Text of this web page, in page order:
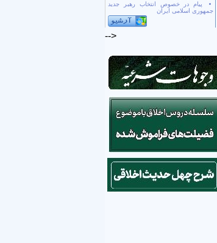
پیام در خصوص انتخاب رهبر جدید
جمهوری اسلامی ایران
-->